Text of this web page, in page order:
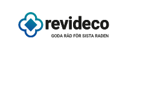
innehållet